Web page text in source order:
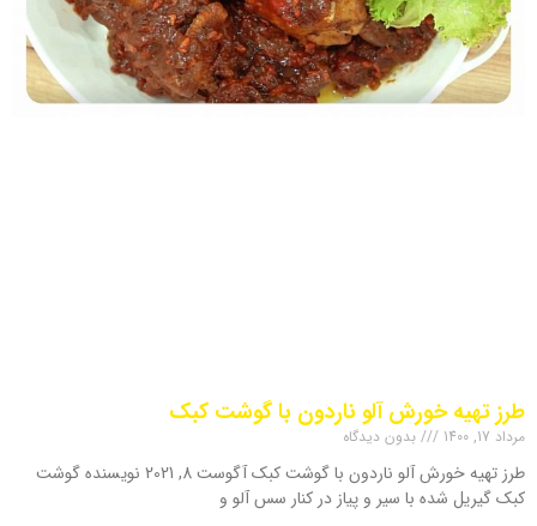
طرز تهیه خورش آلو ناردون با گوشت کبک
مرداد 17, 1400 بدون دیدگاه
طرز تهیه خورش آلو ناردون با گوشت کبک آگوست 8, 2021 نویسنده گوشت
کبک گیریل شده با سیر و پیاز در کنار سس آلو و